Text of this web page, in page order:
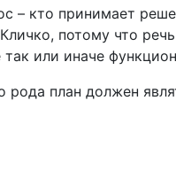
– кто принимает
потому что
или иначе
рода план должен